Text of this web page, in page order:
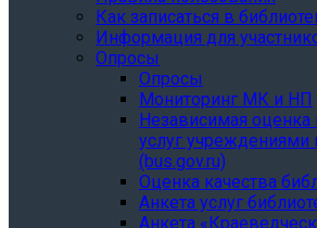
Как записаться в
Информация для
Опросы
Опросы
Мониторинг МК и НП
Независимая оценка
услуг учреждениями
(bus.gov.ru)
Оценка качества
Анкета услуг
Анкета